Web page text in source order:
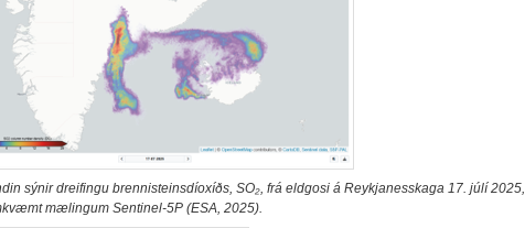
sýnir dreifingu brennisteinsdíoxíðs, SO₂, frá eldgosi á Reykjanesskaga 17. júlí 2025,
mælingum Sentinel-5P (ESA, 2025).